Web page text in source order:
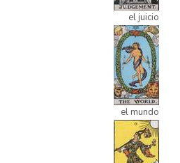
el juicio
el mundo